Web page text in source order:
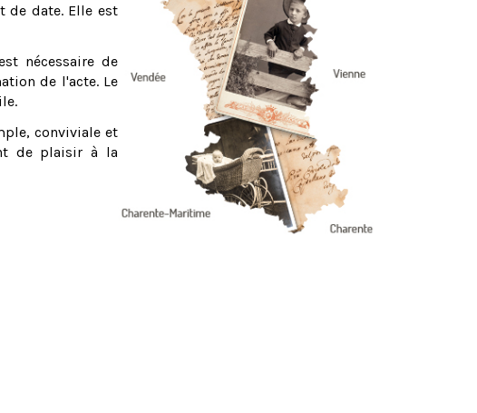
de date. Elle est
nécessaire de
de l'acte. Le
conviviale et
de plaisir à la